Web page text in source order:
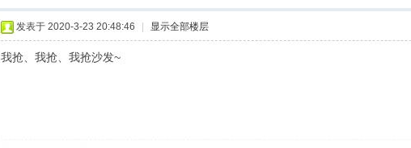
发表于 2020-3-23 20:48:46 显示全部楼层
我抢、我抢、我抢沙发~